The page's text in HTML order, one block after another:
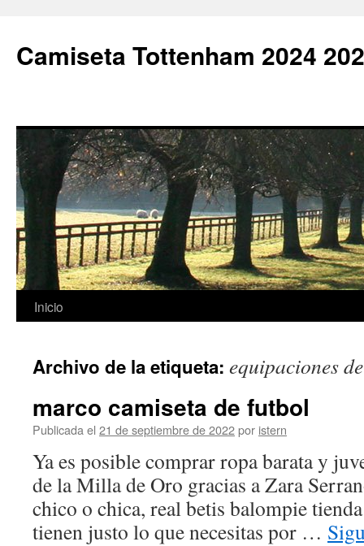
Camiseta Tottenham 2024
Saltar
contenido
Inicio
Archivo de la etiqueta: equipaciones
marco camiseta de futbol
Publicada el 21 de septiembre de 2022por istern
Ya es posible comprar ropa barata y
de la Milla de Oro gracias a Zara
chico o chica, real betis balompie
tienen justo lo que necesitas por …